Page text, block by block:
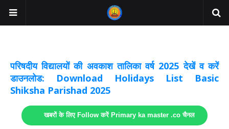
परिषदीय विद्यालयों की अवकाश तालिका वर्ष 2025 देखें व करें
डाउनलोड: Download Holidays List Basic
Shiksha Parishad 2025
खबरों के लिए Follow करें Primary ka master .co चैनल